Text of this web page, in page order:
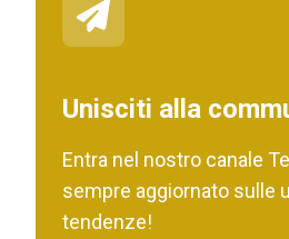
Unisciti alla
Entra nel nostro canale
sempre aggiornato sulle
tendenze!